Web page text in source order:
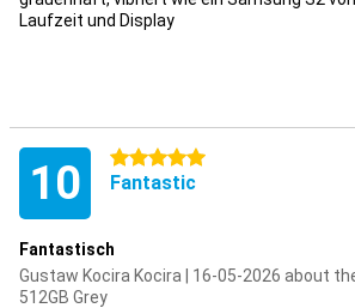
Laufzeit und Display
10 5 stars
Fantastic
Fantastisch
Gustaw Kocira Kocira | 16-05-2026 about
512GB Grey